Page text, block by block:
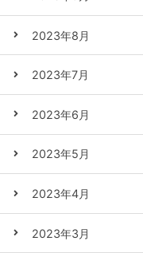
2023年8月
2023年7月
2023年6月
2023年5月
2023年4月
2023年3月